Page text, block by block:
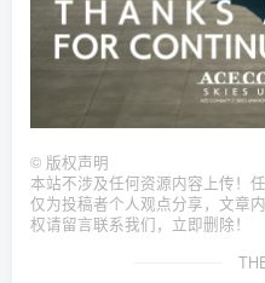
© 版权声明
本站不涉及任何资源内容上传！
仅为投稿者个人观点分享，文章
权请留言联系我们，立即删除！